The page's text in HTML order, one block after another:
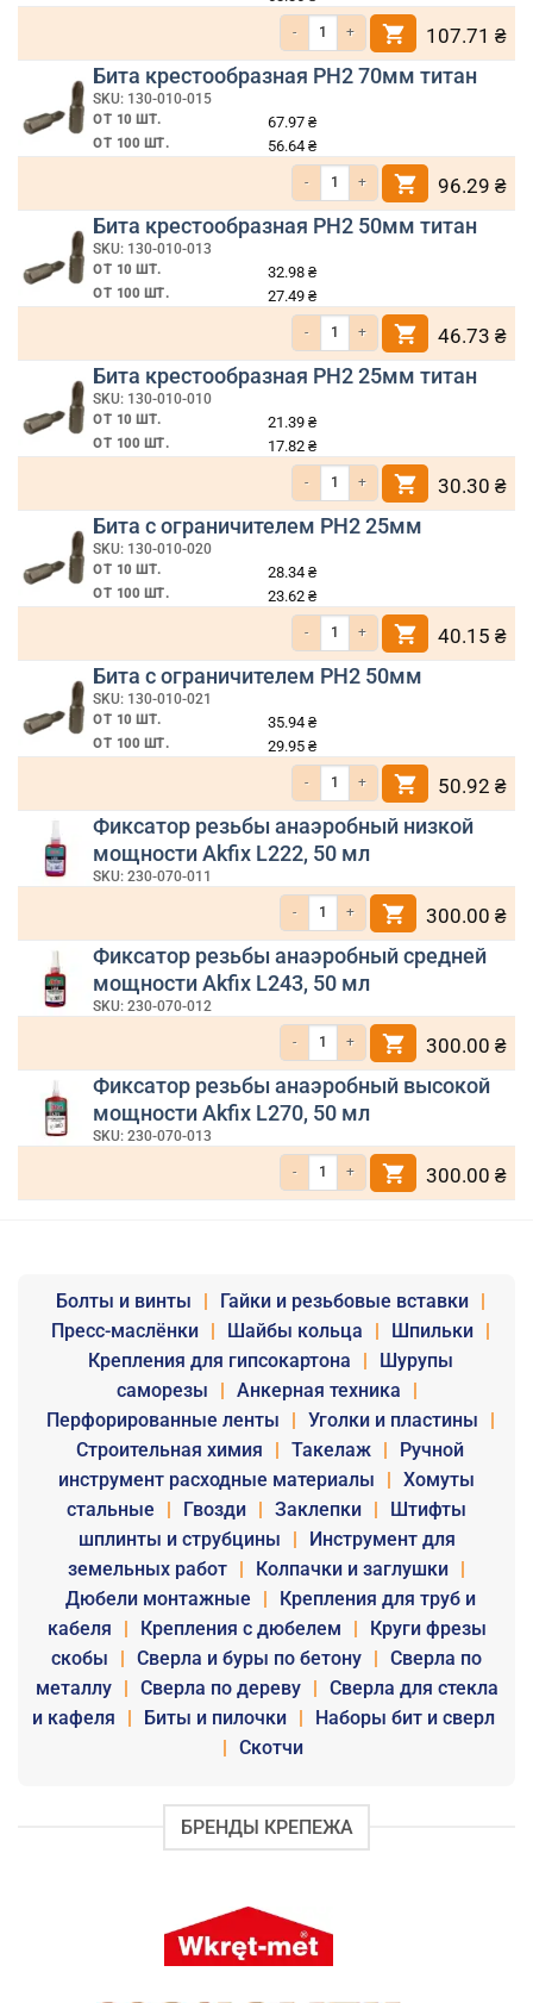
Количество товара Бита
107.71 ₴
Бита крестообразная PH2 70мм титан
SKU: 130-010-015
ОТ 10 ШТ. 67.97 ₴
ОТ 100 ШТ. 56.64 ₴
Количество товара Бита
96.29 ₴
Бита крестообразная PH2 50мм титан
SKU: 130-010-013
ОТ 10 ШТ. 32.98 ₴
ОТ 100 ШТ. 27.49 ₴
Количество товара Бита
46.73 ₴
Бита крестообразная PH2 25мм титан
SKU: 130-010-010
ОТ 10 ШТ. 21.39 ₴
ОТ 100 ШТ. 17.82 ₴
Количество товара Бита
30.30 ₴
Бита с ограничителем PH2 25мм
SKU: 130-010-020
ОТ 10 ШТ. 28.34 ₴
ОТ 100 ШТ. 23.62 ₴
Количество товара Бита с
40.15 ₴
Бита с ограничителем PH2 50мм
SKU: 130-010-021
ОТ 10 ШТ. 35.94 ₴
ОТ 100 ШТ. 29.95 ₴
Количество товара Бита с
50.92 ₴
Фиксатор резьбы анаэробный низкой
мощности Akfix L222, 50 мл
SKU: 230-070-011
Количество товара Фиксатор резьбы
300.00 ₴
Фиксатор резьбы анаэробный средней
мощности Akfix L243, 50 мл
SKU: 230-070-012
Количество товара Фиксатор резьбы
300.00 ₴
Фиксатор резьбы анаэробный высокой
мощности Akfix L270, 50 мл
SKU: 230-070-013
Количество товара Фиксатор резьбы
300.00 ₴
Болты и винты | Гайки и резьбовые вставки
|
Пресс-маслёнки
| Шайбы кольца | Шпильки
|
Крепления для гипсокартона
|
Шурупы
саморезы
| Анкерная техника
|
Перфорированные ленты
| Уголки и пластины
|
Строительная химия
| Такелаж |
Ручной
инструмент расходные материалы
| Хомуты
стальные
| Гвозди | Заклепки |
Штифты
шплинты и струбцины
|
Инструмент для
земельных работ | Колпачки и заглушки |
Дюбели монтажные
|
Крепления для труб и
кабеля
| Крепления с дюбелем |
Круги фрезы
скобы
| Сверла и буры по бетону | Сверла по
металлу
| Сверла по дереву | Сверла для стекла
и кафеля
| Биты и пилочки |
Наборы бит и сверл
| Скотчи
БРЕНДЫ КРЕПЕЖА